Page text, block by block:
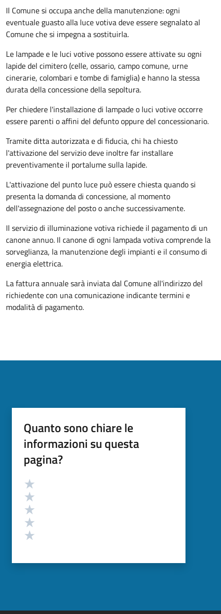
Il Comune si occupa anche della manutenzione: ogni
eventuale guasto alla luce votiva deve essere segnalato al
Comune che si impegna a sostituirla.
Le lampade e le luci votive possono essere attivate su ogni
lapide del cimitero (celle, ossario, campo comune, urne
cinerarie, colombari e tombe di famiglia) e hanno la stessa
durata della concessione della sepoltura.
Per chiedere l'installazione di lampade o luci votive occorre
essere parenti o affini del defunto oppure del concessionario.
Tramite ditta autorizzata e di fiducia, chi ha chiesto
l'attivazione del servizio deve inoltre far installare
preventivamente il portalume sulla lapide.
L'attivazione del punto luce può essere chiesta quando si
presenta la domanda di concessione, al momento
dell'assegnazione del posto o anche successivamente.
Il servizio di illuminazione votiva richiede il pagamento di un
canone annuo. Il canone di ogni lampada votiva comprende la
sorveglianza, la manutenzione degli impianti e il consumo di
energia elettrica.
La fattura annuale sarà inviata dal Comune all'indirizzo del
richiedente con una comunicazione indicante termini e
modalità di pagamento.
Quanto sono chiare le
informazioni su questa
pagina?
Valutazione